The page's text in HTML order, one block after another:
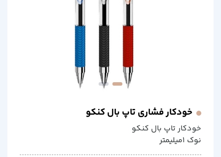
خودکار فشاری تاپ بال کنکو
خودکار تاپ بال کنکو
نوک 1میلیمتر